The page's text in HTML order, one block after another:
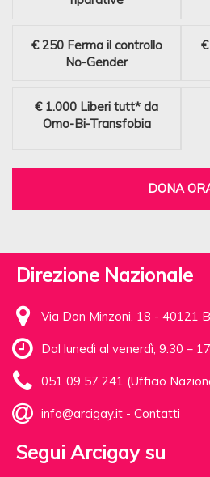
€ 250 Ferma il controllo
No-Gender
€ 1.000 Liberi tutt* da
Omo-Bi-Transfobia
DONA
Direzione Nazionale
Via Don Minzoni, 18 - 40121
Dal lunedì al venerdì, 9.30 –
051 09 57 241 (Ufficio
info@arcigay.it - Contatti
Segui Arcigay su